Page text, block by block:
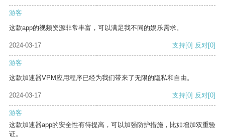
游客
这款app的视频资源非常丰富，可以满足我不同的娱乐需求。
2024-03-17 支持[0] 反对[0]
游客
这款加速器VPM应用程序已经为我们带来了无限的隐私和自由。
2024-03-17 支持[0] 反对[0]
游客
这款加速器app的安全性有待提高，可以加强防护措施，比如增加双重验
证。